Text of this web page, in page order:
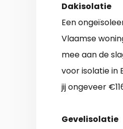
Dakisolatie
Een
Vlaamse
mee aan de
voor isolatie in
jij ongeveer
Gevelisolatie